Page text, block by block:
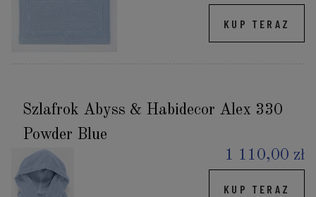
KUP TERAZ
Szlafrok Abyss & Habidecor Alex 330
Powder Blue
1 110,00 zł
KUP TERAZ